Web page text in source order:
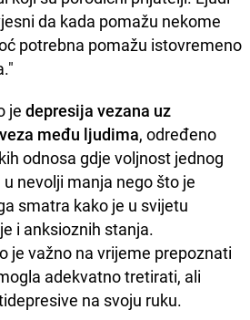
da kada pomažu nekome
potrebna pomažu istovremeno
je depresija vezana uz
među ljudima, određeno
odnosa gdje voljnost jednog
nevolji manja nego što je
smatra kako je u svijetu
i anksioznih stanja.
je važno na vrijeme prepoznati
adekvatno tretirati, ali
na svoju ruku.